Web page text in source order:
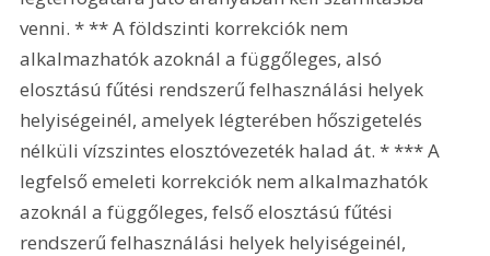
venni. * ** A földszinti korrekciók nem
alkalmazhatók azoknál a függőleges, alsó
elosztású fűtési rendszerű felhasználási helyek
helyiségeinél, amelyek légterében hőszigetelés
nélküli vízszintes elosztóvezeték halad át. * *** A
legfelső emeleti korrekciók nem alkalmazhatók
azoknál a függőleges, felső elosztású fűtési
rendszerű felhasználási helyek helyiségeinél,